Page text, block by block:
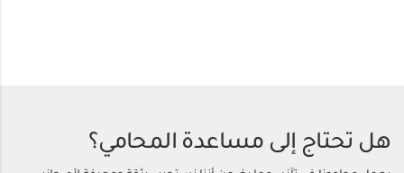
هل تحتاج إلى مساعدة المحامي؟